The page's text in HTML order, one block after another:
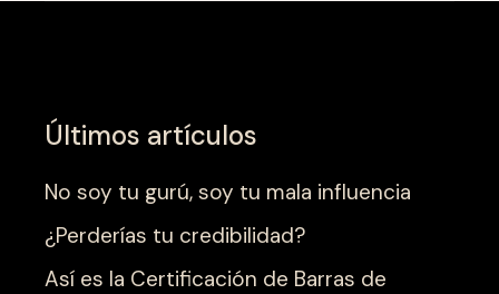
Últimos artículos
No soy tu gurú, soy tu mala influencia
¿Perderías tu credibilidad?
Así es la Certificación de Barras de